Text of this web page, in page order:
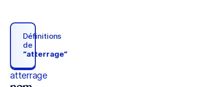
Définitions
de
“atterrage“
atterrage